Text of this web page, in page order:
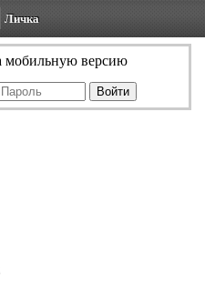
Личка
мобильную версию